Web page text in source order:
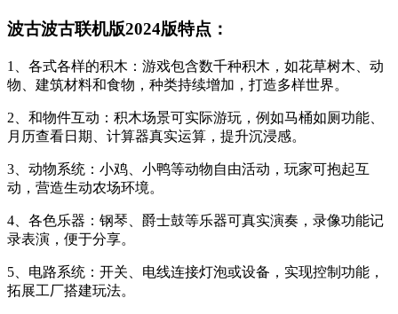
波古波古联机版2024版特点：
1、各式各样的积木：游戏包含数千种积木，如花草树木、动
物、建筑材料和食物，种类持续增加，打造多样世界。
2、和物件互动：积木场景可实际游玩，例如马桶如厕功能、
月历查看日期、计算器真实运算，提升沉浸感。
3、动物系统：小鸡、小鸭等动物自由活动，玩家可抱起互
动，营造生动农场环境。
4、各色乐器：钢琴、爵士鼓等乐器可真实演奏，录像功能记
录表演，便于分享。
5、电路系统：开关、电线连接灯泡或设备，实现控制功能，
拓展工厂搭建玩法。